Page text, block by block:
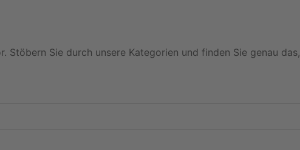
Stöbern Sie durch unsere Kategorien und finden Sie genau das,